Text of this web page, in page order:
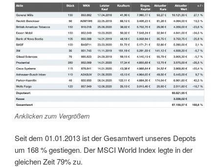
Anklicken zum Vergrößern
Seit dem 01.01.2013 ist der Gesamtwert unseres Depots
um 168 % gestiegen. Der MSCI World Index legte in der
gleichen Zeit 79% zu.